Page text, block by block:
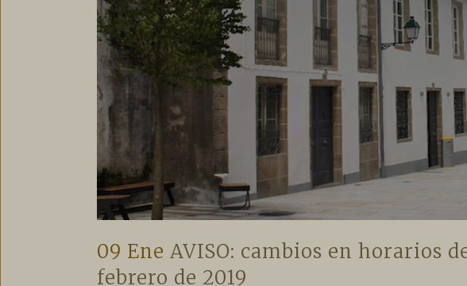
09 Ene AVISO: cambios en horarios
febrero de 2019